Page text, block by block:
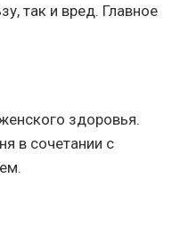
так и вред. Главное
здоровья.
в сочетании с